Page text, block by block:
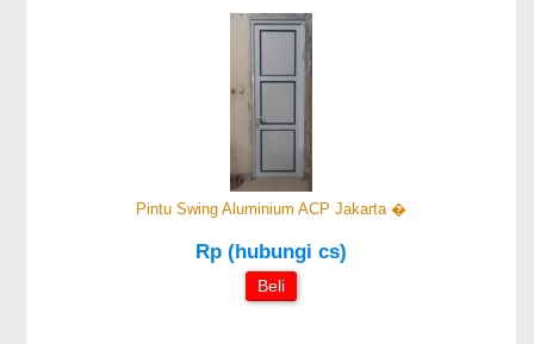
Pintu Swing Aluminium ACP Jakarta �
Rp (hubungi cs)
Beli